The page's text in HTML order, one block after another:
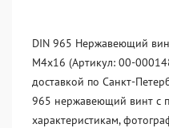
DIN 965 Нержавеющий
М4x16 (Артикул: 00-
доставкой по Санкт-
965 нержавеющий винт с
характеристикам,